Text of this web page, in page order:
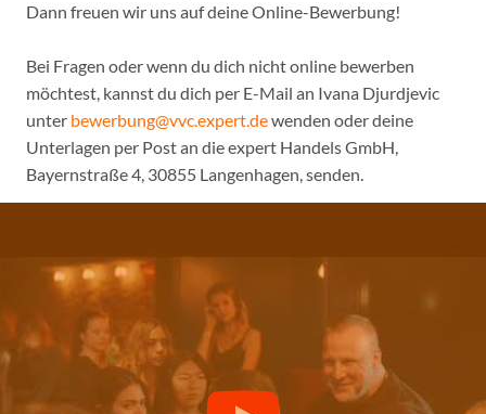
Dann freuen wir uns auf deine Online-Bewerbung!
Bei Fragen oder wenn du dich nicht online bewerben
möchtest, kannst du dich per E-Mail an Ivana Djurdjevic
unter bewerbung@vvc.expert.dewenden oder deine
Unterlagen per Post an die expert Handels GmbH,
Bayernstraße 4, 30855 Langenhagen, senden.